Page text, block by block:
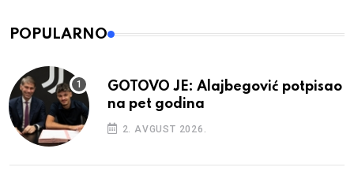
POPULARNO
GOTOVO JE: Alajbegović potpisao
na pet godina
2. AVGUST 2026.